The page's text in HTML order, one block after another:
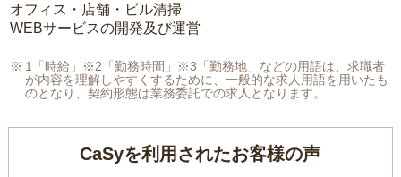
オフィス・店舗・ビル清掃
WEBサービスの開発及び運営
1「時給」※2「勤務時間」※3「勤務地」などの用語は、求職者
が内容を理解しやすくするために、一般的な求人用語を用いたも
のとなり、契約形態は業務委託での求人となります。
CaSyを利用されたお客様の声